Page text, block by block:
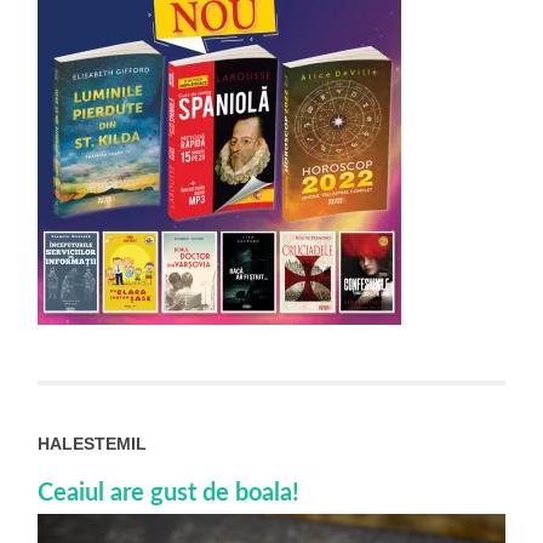
HALESTEMIL
Ceaiul are gust de boala!